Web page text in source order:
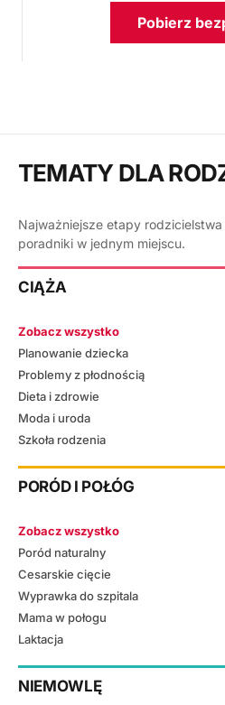
Pobierz
TEMATY DLA
Najważniejsze etapy
poradniki w jednym miejscu.
CIĄŻA
Zobacz wszystko
Planowanie dziecka
Problemy z płodnością
Dieta i zdrowie
Moda i uroda
Szkoła rodzenia
PORÓD I POŁÓG
Zobacz wszystko
Poród naturalny
Cesarskie cięcie
Wyprawka do szpitala
Mama w połogu
Laktacja
NIEMOWLĘ